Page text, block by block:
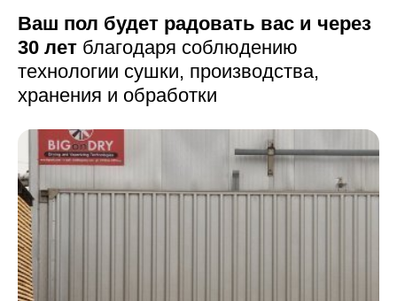
Ваш пол будет радовать вас и через
30 лет благодаря соблюдению
технологии сушки, производства,
хранения и обработки